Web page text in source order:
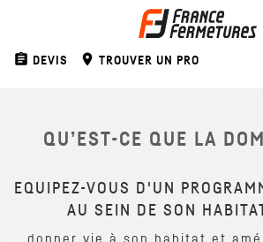
assignment DEVIS room TROUVER UN PRO
QU’EST-CE QUE LA
EQUIPEZ-VOUS D'UN
AU SEIN DE SON